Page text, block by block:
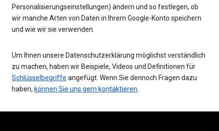
Personalisierungseinstellungen) ändern und so festlegen, ob
wir manche Arten von Daten in Ihrem Google-Konto speichern
und wie wir sie verwenden.
Um Ihnen unsere Datenschutzerklärung möglichst verständlich
zu machen, haben wir Beispiele, Videos und Definitionen für
Schlüsselbegriffe angefügt. Wenn Sie dennoch Fragen dazu
haben, können Sie uns gern kontaktieren